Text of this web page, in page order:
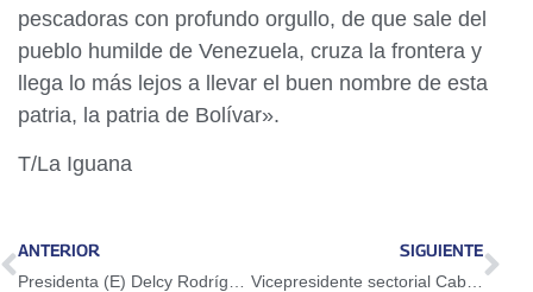
pescadoras con profundo orgullo, de que sale del
pueblo humilde de Venezuela, cruza la frontera y
llega lo más lejos a llevar el buen nombre de esta
patria, la patria de Bolívar».
T/La Iguana
ANTERIOR SIGUIENTE
Vicepresidente sectorial Cabello reconoció el esfuerzo de los trabajadores del campo